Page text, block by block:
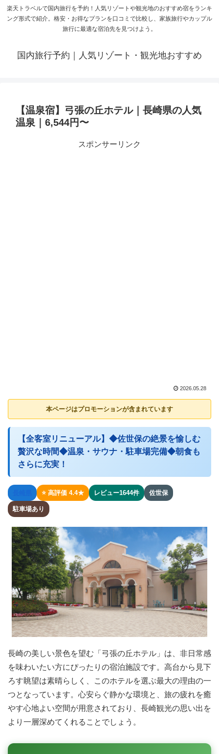
楽天トラベルで国内旅行を予約！人気リゾートや観光地のおすすめ宿をランキ
ング形式で紹介。格安・お得なプランを口コミで比較し、家族旅行やカップル
旅行に最適な宿泊先を見つけよう。
国内旅行予約｜人気リゾート・観光地おすすめ
【温泉宿】弓張の丘ホテル｜長崎県の人気
温泉｜6,544円〜
スポンサーリンク
2026.05.28
本ページはプロモーションが含まれています
【全客室リニューアル】◆佐世保の絶景を愉しむ
贅沢な時間◆温泉・サウナ・駐車場完備◆朝食も
さらに充実！
⭐ 高評価 4.4★ レビュー1644件 佐世保
駐車場あり
長崎の美しい景色を望む「弓張の丘ホテル」は、非日常感
を味わいたい方にぴったりの宿泊施設です。高台から見下
ろす眺望は素晴らしく、このホテルを選ぶ最大の理由の一
つとなっています。心安らぐ静かな環境と、旅の疲れを癒
やす心地よい空間が用意されており、長崎観光の思い出を
より一層深めてくれることでしょう。